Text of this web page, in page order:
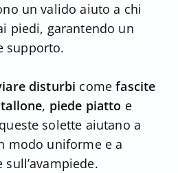
un valido aiuto a chi
piedi, garantendo un
supporto.
disturbi comefascite
, piede piatto e
solette aiutano a
modo uniforme e a